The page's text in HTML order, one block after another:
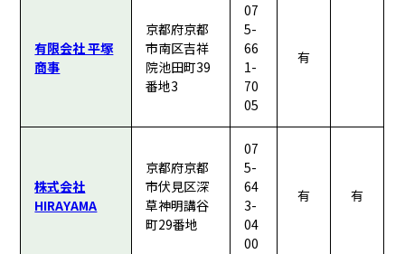
有限会社 平塚
商事
京都府京都
市南区吉祥
院池田町39
番地3
07
5-
66
1-
70
05
有
株式会社
HIRAYAMA
京都府京都
市伏見区深
草神明講谷
町29番地
07
5-
64
3-
04
00
有 有